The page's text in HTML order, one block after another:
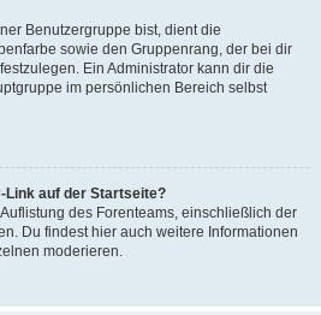
Benutzergruppe bist, dient die
sowie den Gruppenrang, der bei dir
Ein Administrator kann dir die
im persönlichen Bereich selbst
Link auf der Startseite?
des Forenteams, einschließlich der
Du findest hier auch weitere Informationen
moderieren.